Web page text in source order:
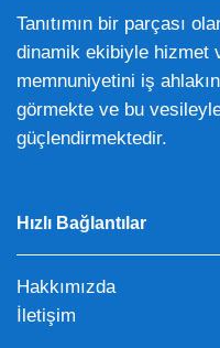
Tanıtımın bir parçası
dinamik ekibiyle hizmet
memnuniyetini iş
görmekte ve bu vesileyle
güçlendirmektedir.
Hızlı Bağlantılar
Hakkımızda
İletişim